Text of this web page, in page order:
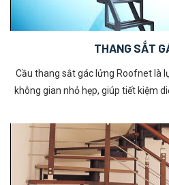
THANG SẮT
Cầu thang sắt gác lửng Roofnet là
không gian nhỏ hẹp, giúp tiết kiệm
tính ứng dụng cao, sản phẩm này
kế nội thất và xây dựng nhà ở. Hãy
tạo điểm nhấn độc đáo